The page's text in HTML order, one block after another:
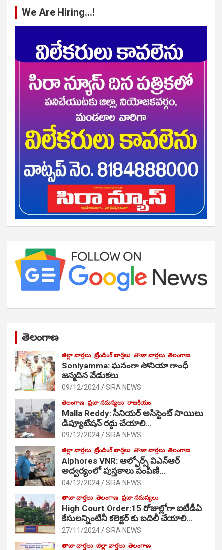
We Are Hiring…!
తెలంగాణ
జిల్లా వార్తలు ట్రేండింగ్ వార్తలు తాజా వార్తలు తెలంగాణ
Soniyamma: ఘ‌నంగా సోనియా గాంధీ
జ‌న్మ‌దిన వేడుక‌లు
09/12/2024 SIRA NEWS
తెలంగాణ ప్రజా సమస్యలు రాజకీయం
Malla Reddy: సీనియర్ అసిస్టెంట్ సాయిలు
డిప్యూటేషన్ రద్దు చేయాలి…
09/12/2024 SIRA NEWS
జిల్లా వార్తలు ట్రేండింగ్ వార్తలు తాజా వార్తలు తెలంగాణ
Alphores VNR: ఆల్ఫోర్స్ విఎన్ఆర్
అద్వర్యంలో పుస్తకాలు పంపిణి…
04/12/2024 SIRA NEWS
తాజా వార్తలు తెలంగాణ ప్రజా సమస్యలు
High Court Order:15 రోజుల్లోగా ఐటీడీఏ
కేసులన్నింటినీ కలెక్టర్ కు బదిలీ చేయాలి…
27/11/2024 SIRA NEWS
తాజా వార్తలు జిల్లా వార్తలు తెలంగాణ